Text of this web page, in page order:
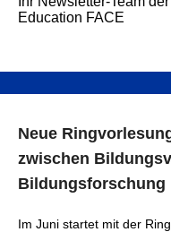
Education FACE
Neue
zwischen
Bildungsforschung
Im Juni startet mit der